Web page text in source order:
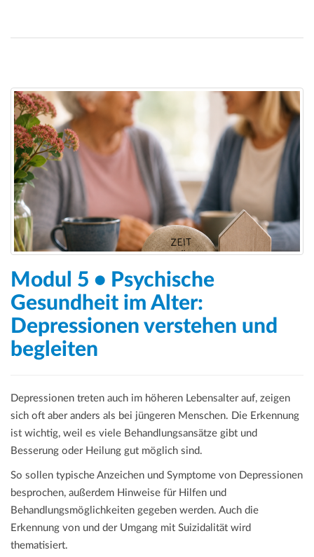
Modul 5 • Psychische
Gesundheit im Alter:
Depressionen verstehen und
begleiten
Depressionen treten auch im höheren Lebensalter auf, zeigen
sich oft aber anders als bei jüngeren Menschen. Die Erkennung
ist wichtig, weil es viele Behandlungsansätze gibt und
Besserung oder Heilung gut möglich sind.
So sollen typische Anzeichen und Symptome von Depressionen
besprochen, außerdem Hinweise für Hilfen und
Behandlungsmöglichkeiten gegeben werden. Auch die
Erkennung von und der Umgang mit Suizidalität wird
thematisiert.